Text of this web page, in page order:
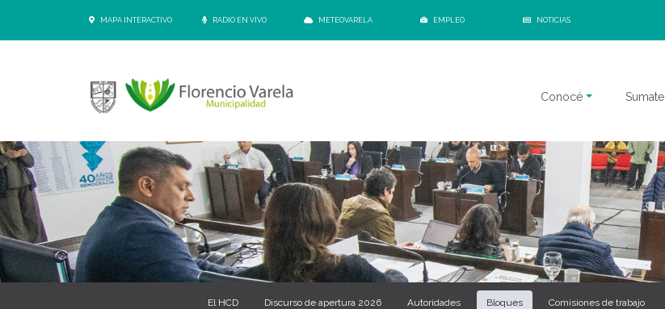
MAPA INTERACTIVO RADIO EN VIVO METEOVARELA EMPLEO NOTICIAS
Conocé Sumate
El HCD Discurso de apertura 2026 Autoridades Bloques Comisiones de trabajo